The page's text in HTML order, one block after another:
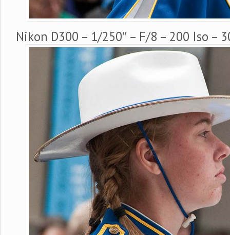
Nikon D300 – 1/250″ – F/8 – 200 Iso –